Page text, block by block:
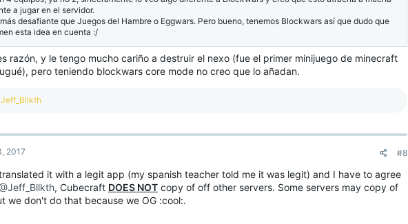
a jugar en el servidor.
más desafiante que Juegos del Hambre o Eggwars. Pero bueno, tenemos Blockwars así que dudo que
esta idea en cuenta :/
razón, y le tengo mucho cariño a destruir el nexo (fue el primer minijuego de minecraft
pero teniendo blockwars core mode no creo que lo añadan.
R
c
i
n
s
:
Jeff_Bllkth
2017 #8
it with a legit app (my spanish teacher told me it was legit) and I have to agree
, Cubecraft DOES NOT copy of off other servers. Some servers may copy of
we don't do that because we OG :cool:.